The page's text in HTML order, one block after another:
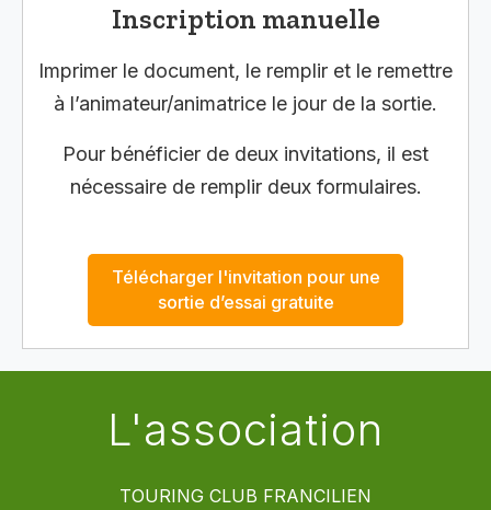
Inscription manuelle
Imprimer le document, le remplir et le remettre
à l’animateur/animatrice le jour de la sortie.
Pour bénéficier de deux invitations, il est
nécessaire de remplir deux formulaires.
Télécharger l'invitation pour une
sortie d’essai gratuite
L'association
TOURING CLUB FRANCILIEN